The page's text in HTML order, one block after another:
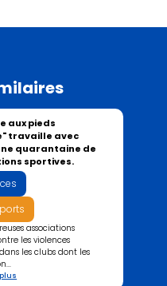
aux pieds
travaille avec
quarantaine de
sportives.
associations
les violences
les clubs dont les